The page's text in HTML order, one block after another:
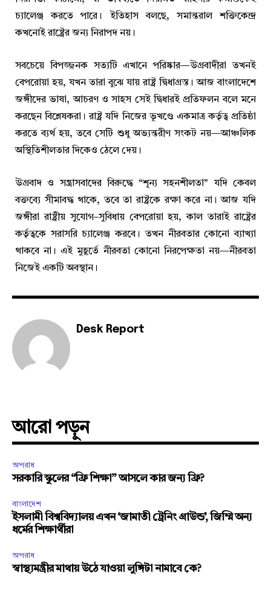
চ্যালেঞ্জ করতে পারে। ইতিহাস বলছে, সমান্তরাল শক্তিকেন্দ্র
কখনোই রাষ্ট্রের জন্য নিরাপদ নয়।
সবচেয়ে বিপজ্জনক সত্যটি এখানে পরিষ্কার—উগ্রবাদীরা তখনই
বেপরোয়া হয়, যখন তারা বুঝে যায় রাষ্ট্র দ্বিধাগ্রস্ত। আজ বাংলাদেশে
জঙ্গীদের ভাষা, আচরণ ও সাহস সেই দ্বিধারই প্রতিফলন বলে মনে
করছেন বিশ্লেষকরা। রাষ্ট্র যদি নিজের ভূখণ্ডে একমাত্র কর্তৃত্ব প্রতিষ্ঠা
করতে ব্যর্থ হয়, তবে সেটি শুধু অভ্যন্তরীণ সংকট নয়—আঞ্চলিক
অস্থিতিশীলতার দিকেও ঠেলে দেয়।
উগ্রবাদ ও সন্ত্রাসবাদের বিরুদ্ধে “শূন্য সহনশীলতা” যদি কেবল
বক্তব্যে সীমাবদ্ধ থাকে, তবে তা রাষ্ট্রকে রক্ষা করে না। আজ যদি
জঙ্গীরা রাষ্ট্রীয় সুযোগ–সুবিধায় বেপরোয়া হয়, কাল তারাই রাষ্ট্রের
কর্তৃত্বকে সরাসরি চ্যালেঞ্জ করবে। তখন নীরবতার কোনো ব্যাখ্যা
থাকবে না। এই মুহূর্তে নীরবতা কোনো নিরপেক্ষতা নয়—নীরবতা
নিজেই একটি অবস্থান।
Desk Report
আরো পড়ুন
অপরাধ
সরকারি স্কুলের “ফ্রি শিক্ষা” আসলে কার জন্য ফ্রি?
বাংলাদেশ
ইসলামী বিশ্ববিদ্যালয় এখন ‘জামাতী ট্রেনিং গ্রাউন্ড’, জিম্মি অন্য
ধর্মের শিক্ষার্থীরা
অপরাধ
স্বাস্থ্যমন্ত্রীর মাথায় উঠে যাওয়া লুঙ্গিটা নামাবে কে?